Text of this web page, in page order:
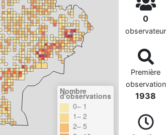
Nombre
d'observations
0– 1
1– 2
2– 5
0
observateur
Première
observation
1938